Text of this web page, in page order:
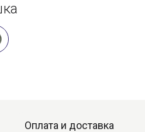
Оплата и доставка